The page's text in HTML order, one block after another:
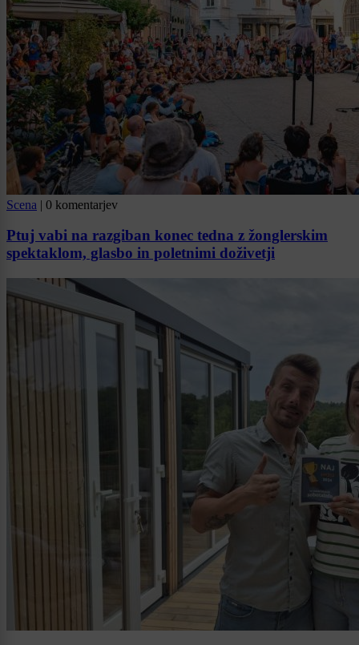
Scena | 0 komentarjev
Ptuj vabi na razgiban konec tedna z žonglerskim
spektaklom, glasbo in poletnimi doživetji